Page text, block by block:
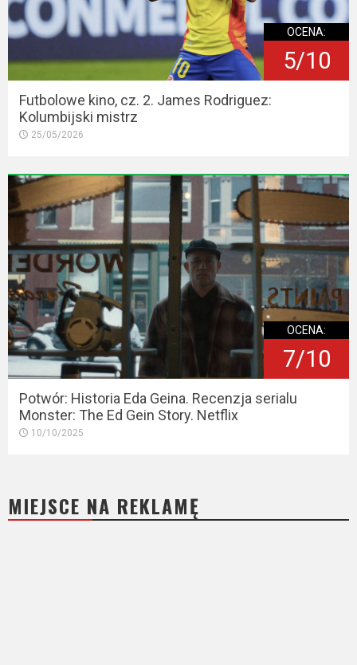
OCENA:
5/10
Futbolowe kino, cz. 2. James Rodriguez:
Kolumbijski mistrz
25/05/2026
OCENA:
7/10
Potwór: Historia Eda Geina. Recenzja serialu
Monster: The Ed Gein Story. Netflix
10/10/2025
MIEJSCE NA REKLAMĘ